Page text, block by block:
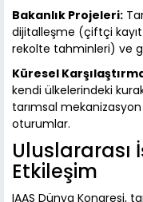
Bakanlık Projeleri:
dijitalleşme (çiftçi
rekolte tahminleri) ve
Küresel
kendi ülkelerindeki
tarımsal
oturumlar.
Uluslararası
Etkileşim
IAAS Dünya Kongresi,